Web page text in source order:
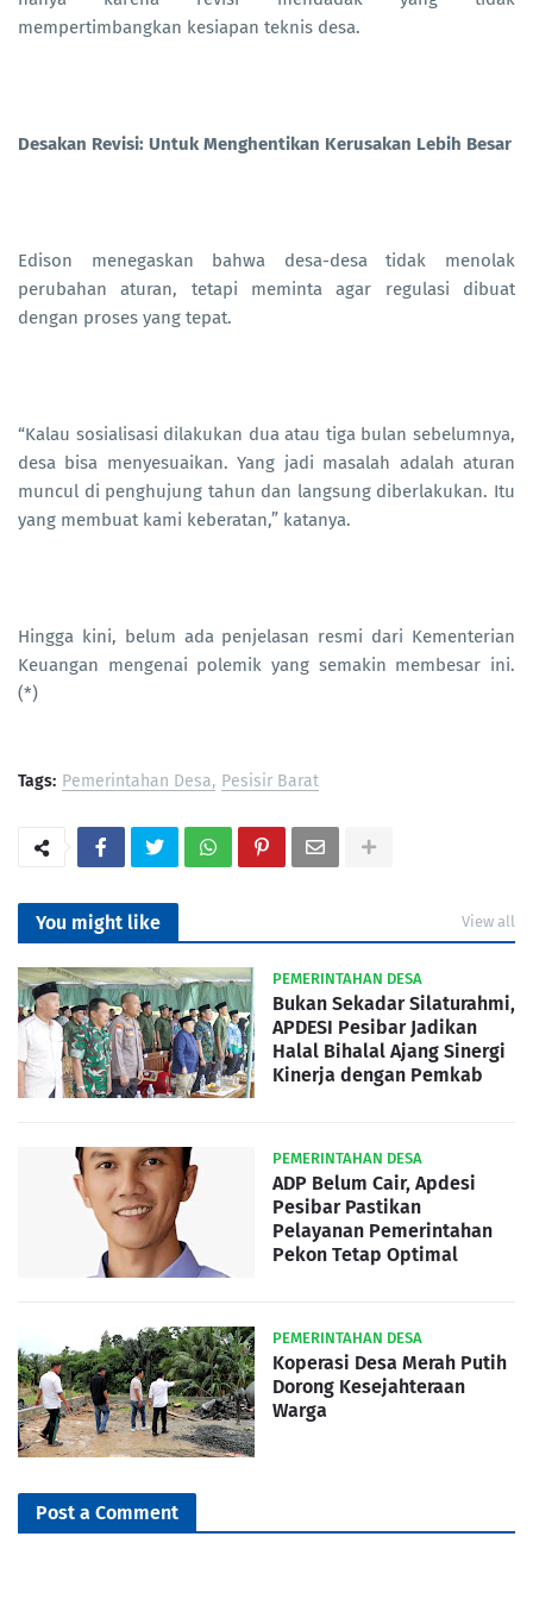
mempertimbangkan kesiapan teknis desa.
Desakan Revisi: Untuk Menghentikan Kerusakan Lebih Besar
Edison menegaskan bahwa desa-desa tidak menolak
perubahan aturan, tetapi meminta agar regulasi dibuat
dengan proses yang tepat.
“Kalau sosialisasi dilakukan dua atau tiga bulan sebelumnya,
desa bisa menyesuaikan. Yang jadi masalah adalah aturan
muncul di penghujung tahun dan langsung diberlakukan. Itu
yang membuat kami keberatan,” katanya.
Hingga kini, belum ada penjelasan resmi dari Kementerian
Keuangan mengenai polemik yang semakin membesar ini.
(*)
Tags: Pemerintahan Desa Pesisir Barat
You might like View all
PEMERINTAHAN DESA
Bukan Sekadar Silaturahmi,
APDESI Pesibar Jadikan
Halal Bihalal Ajang Sinergi
Kinerja dengan Pemkab
PEMERINTAHAN DESA
ADP Belum Cair, Apdesi
Pesibar Pastikan
Pelayanan Pemerintahan
Pekon Tetap Optimal
PEMERINTAHAN DESA
Koperasi Desa Merah Putih
Dorong Kesejahteraan
Warga
Post a Comment